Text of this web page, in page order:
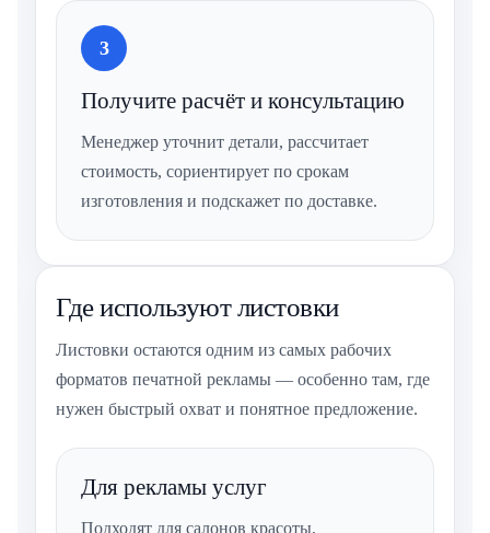
3
Получите расчёт и консультацию
Менеджер уточнит детали, рассчитает
стоимость, сориентирует по срокам
изготовления и подскажет по доставке.
Где используют листовки
Листовки остаются одним из самых рабочих
форматов печатной рекламы — особенно там, где
нужен быстрый охват и понятное предложение.
Для рекламы услуг
Подходят для салонов красоты,